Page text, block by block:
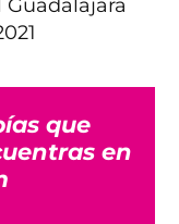
que
en